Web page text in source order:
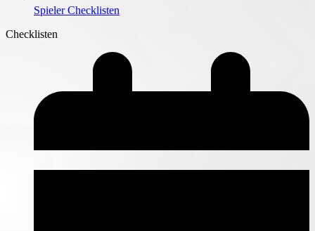
Spieler Checklisten
Checklisten